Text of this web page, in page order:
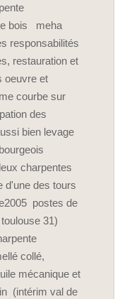
bois meha
responsabilités
restauration et
oeuvre et
courbe sur
des
bien levage
charpentes
d'une des tours
postes de
31)
collé,
mécanique et
(intérim val de